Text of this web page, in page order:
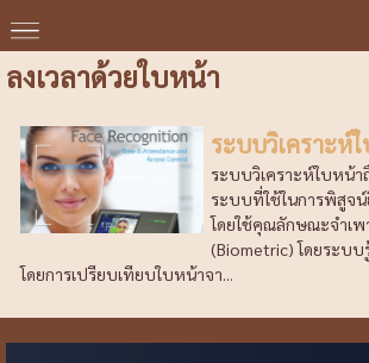
ลงเวลาด้วยใบหน้า
ระบบวิเคราะห์
ระบบวิเคราะห์ใบหน้า
ระบบที่ใช้ในการพิสูจ
โดยใช้คุณลักษณะจำเพ
(ฺBiometric) โดยระบ
โดยการเปรียบเทียบใบหน้าจา...